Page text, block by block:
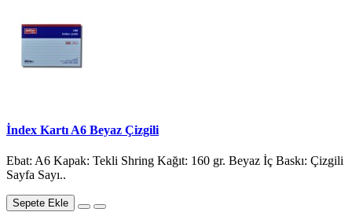
İndex Kartı A6 Beyaz Çizgili
Ebat: A6 Kapak: Tekli Shring Kağıt: 160 gr. Beyaz İç Baskı: Çizgili
Sayfa Sayı..
Sepete Ekle